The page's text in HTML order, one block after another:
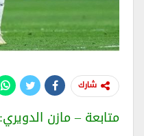
شارك
متابعة – مازن الدويري: